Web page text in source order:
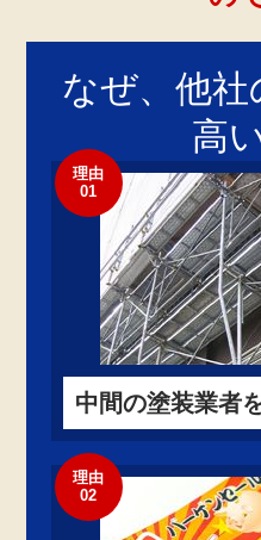
なぜ、他社
高
理由
01
中間の塗装業者
理由
02